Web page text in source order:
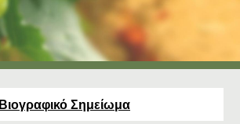
Βιογραφικό Σημείωμα